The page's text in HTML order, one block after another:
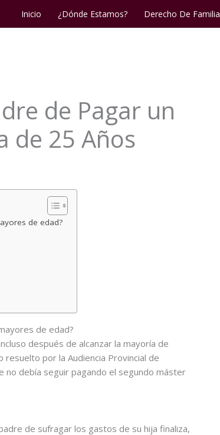
Inicio ¿Dónde Estamos? Derecho De Familia
de Pagar un
de 25 Años
de edad?
de edad?
después de alcanzar la mayoría de
por la Audiencia Provincial de
no debía seguir pagando el segundo máster
de sufragar los gastos de su hija finaliza,